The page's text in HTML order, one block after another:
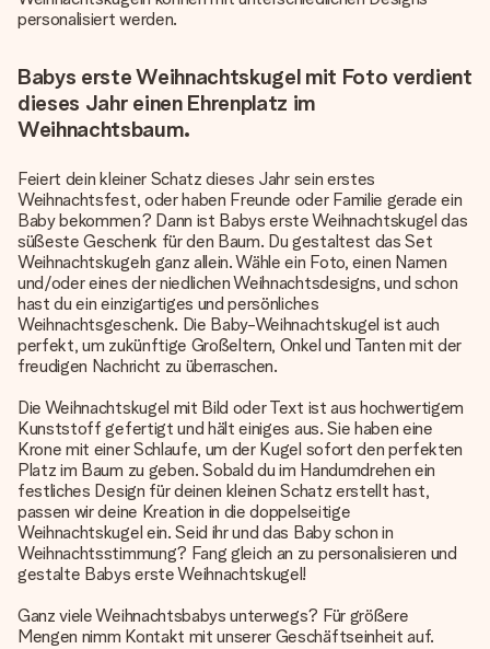
personalisiert werden.
Babys erste Weihnachtskugel mit Foto verdient
dieses Jahr einen Ehrenplatz im
Weihnachtsbaum.
Feiert dein kleiner Schatz dieses Jahr sein erstes
Weihnachtsfest, oder haben Freunde oder Familie gerade ein
Baby bekommen? Dann ist Babys erste Weihnachtskugel das
süßeste Geschenk für den Baum. Du gestaltest das Set
Weihnachtskugeln ganz allein. Wähle ein Foto, einen Namen
und/oder eines der niedlichen Weihnachtsdesigns, und schon
hast du ein einzigartiges und persönliches
Weihnachtsgeschenk. Die Baby-Weihnachtskugel ist auch
perfekt, um zukünftige Großeltern, Onkel und Tanten mit der
freudigen Nachricht zu überraschen.
Die Weihnachtskugel mit Bild oder Text ist aus hochwertigem
Kunststoff gefertigt und hält einiges aus. Sie haben eine
Krone mit einer Schlaufe, um der Kugel sofort den perfekten
Platz im Baum zu geben. Sobald du im Handumdrehen ein
festliches Design für deinen kleinen Schatz erstellt hast,
passen wir deine Kreation in die doppelseitige
Weihnachtskugel ein. Seid ihr und das Baby schon in
Weihnachtsstimmung? Fang gleich an zu personalisieren und
gestalte Babys erste Weihnachtskugel!
Ganz viele Weihnachtsbabys unterwegs? Für größere
Mengen nimm Kontakt mit unserer Geschäftseinheit auf.